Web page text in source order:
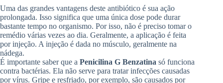
Uma das grandes vantagens deste antibiótico é sua ação
prolongada. Isso significa que uma única dose pode durar
bastante tempo no organismo. Por isso, não é preciso tomar o
remédio várias vezes ao dia. Geralmente, a aplicação é feita
por injeção. A injeção é dada no músculo, geralmente na
nádega.
É importante saber que a Penicilina G Benzatina só funciona
contra bactérias. Ela não serve para tratar infecções causadas
por vírus. Gripe e resfriado, por exemplo, são causados por